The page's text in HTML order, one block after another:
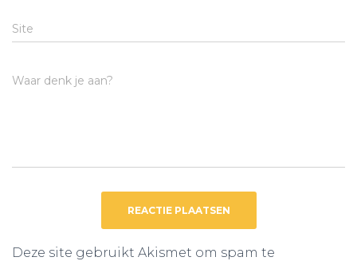
Site
Waar denk je aan?
Deze site gebruikt Akismet om spam te